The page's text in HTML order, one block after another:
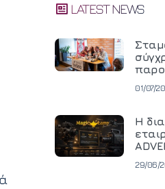
LATEST NEWS
01/07/
Η
29/06/